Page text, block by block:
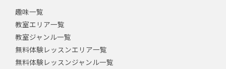
趣味一覧
教室エリア一覧
教室ジャンル一覧
無料体験レッスンエリア一覧
無料体験レッスンジャンル一覧